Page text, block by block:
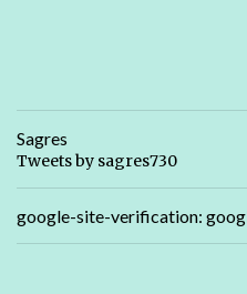
Sagres
Tweets by sagres730
google-site-verification: